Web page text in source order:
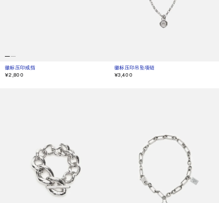
徽标压印戒指
当前颜色： 金色
價格：¥2,800。
¥2,800
徽标压印吊坠项链
当前颜色： 银色
價格：¥3,400。
¥3,400